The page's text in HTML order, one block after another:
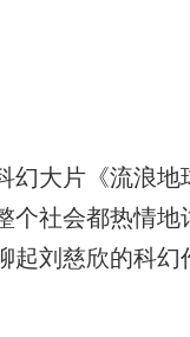
幻大片《流浪
个社会都热情
起刘慈欣的科